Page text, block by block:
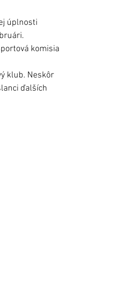
úplnosti
komisia
klub. Neskôr
ďalších